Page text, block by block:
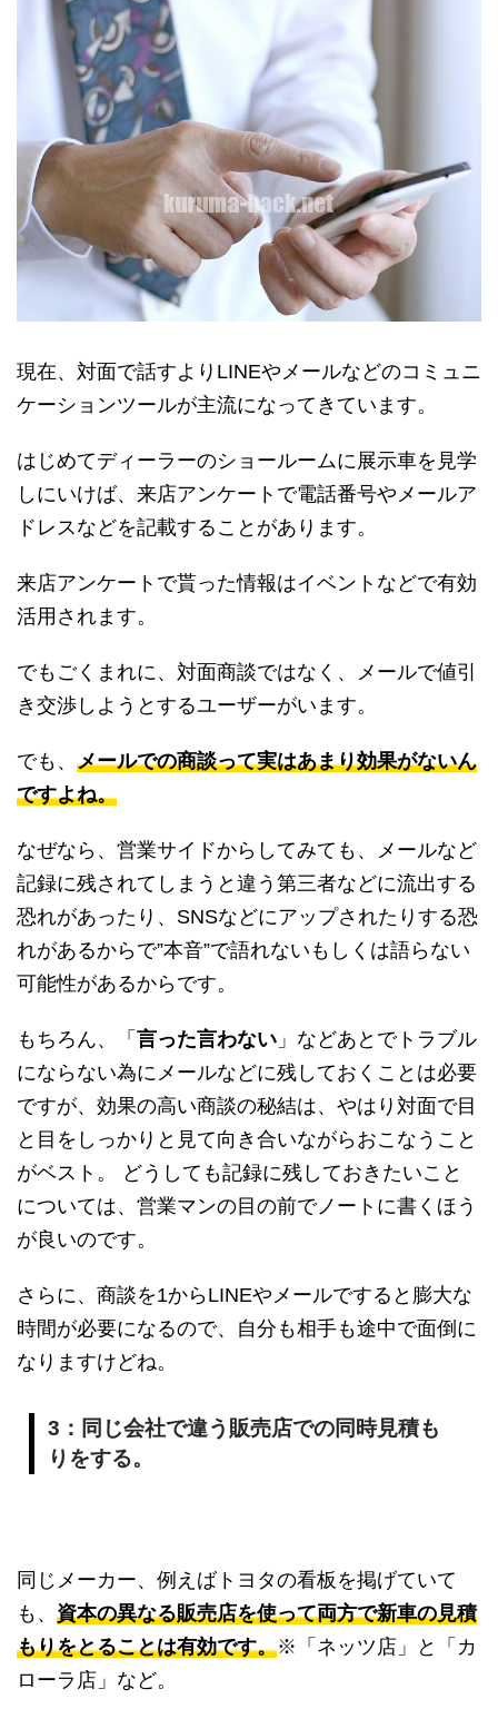
現在、対面で話すよりLINEやメールなどのコミュニ
ケーションツールが主流になってきています。
はじめてディーラーのショールームに展示車を見学
しにいけば、来店アンケートで電話番号やメールア
ドレスなどを記載することがあります。
来店アンケートで貰った情報はイベントなどで有効
活用されます。
でもごくまれに、対面商談ではなく、メールで値引
き交渉しようとするユーザーがいます。
でも、 メールでの商談って実はあまり効果がないん
ですよね。
なぜなら、営業サイドからしてみても、メールなど
記録に残されてしまうと違う第三者などに流出する
恐れがあったり、SNSなどにアップされたりする恐
れがあるからで”本音”で語れないもしくは語らない
可能性があるからです。
もちろん、「 言った言わない 」などあとでトラブル
にならない為にメールなどに残しておくことは必要
ですが、効果の高い商談の秘結は、やはり対面で目
と目をしっかりと見て向き合いながらおこなうこと
がベスト。 どうしても記録に残しておきたいこと
については、営業マンの目の前でノートに書くほう
が良いのです。
さらに、商談を1からLINEやメールですると膨大な
時間が必要になるので、自分も相手も途中で面倒に
なりますけどね。
3：同じ会社で違う販売店での同時見積も
りをする。
同じメーカー、例えばトヨタの看板を掲げていて
も、 資本の異なる販売店を使って両方で新車の見積
もりをとることは有効です。※「ネッツ店」と「カ
ローラ店」など。